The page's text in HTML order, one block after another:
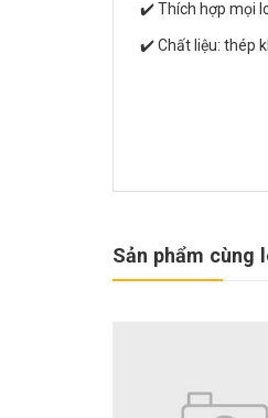
✔️ Thích hợp mọi
✔️ Chất liệu: thép
Sản phẩm cùng